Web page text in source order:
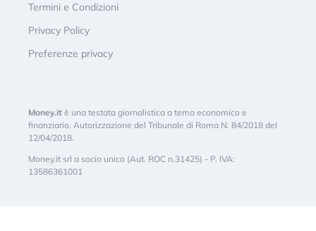
Termini e Condizioni
Privacy Policy
Preferenze privacy
Money.it è una testata giornalistica a tema economico e
finanziario. Autorizzazione del Tribunale di Roma N. 84/2018 del
12/04/2018.
Money.it srl a socio unico (Aut. ROC n.31425) - P. IVA:
13586361001